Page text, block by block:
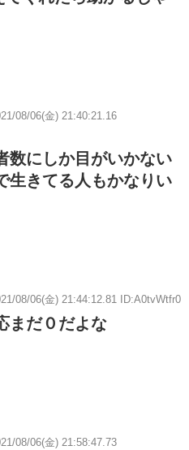
08/06(金) 21:40:21.16
数にしか目がいかない
生きてる人もかなりい
08/06(金) 21:44:12.81 ID:A0tvWtfr0
まだ０だよな
08/06(金) 21:58:47.73